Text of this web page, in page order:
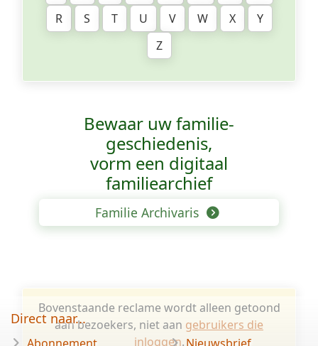
R
S T U V W X
Y
Z
Bewaar uw familie­
geschiedenis,
vorm een digitaal
familiearchief
Familie Archivaris
Bovenstaande reclame wordt alleen getoond
aan bezoekers, niet aan gebruikers die
inloggen.
Direct naar...